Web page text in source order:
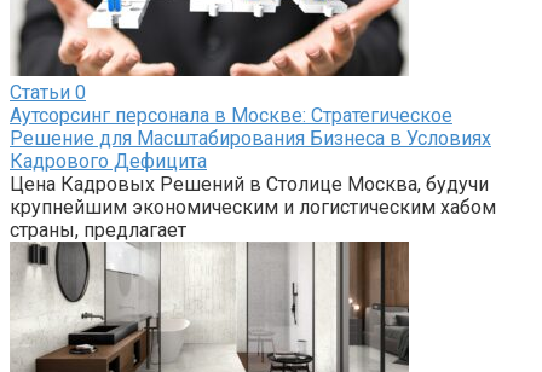
Статьи 0
Аутсорсинг персонала в Москве: Стратегическое
Решение для Масштабирования Бизнеса в Условиях
Кадрового Дефицита
Цена Кадровых Решений в Столице Москва, будучи
крупнейшим экономическим и логистическим хабом
страны, предлагает